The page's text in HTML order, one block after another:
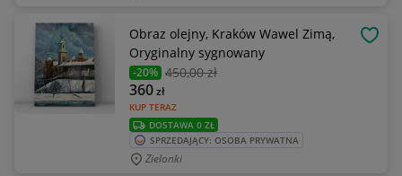
Obraz olejny, Kraków Wawel Zimą,
Oryginalny sygnowany
-20% 450,00 zł
KUP TERAZ
360zł
DOSTAWA 0 ZŁ
SPRZEDAJĄCY: OSOBA PRYWATNA
Zielonki